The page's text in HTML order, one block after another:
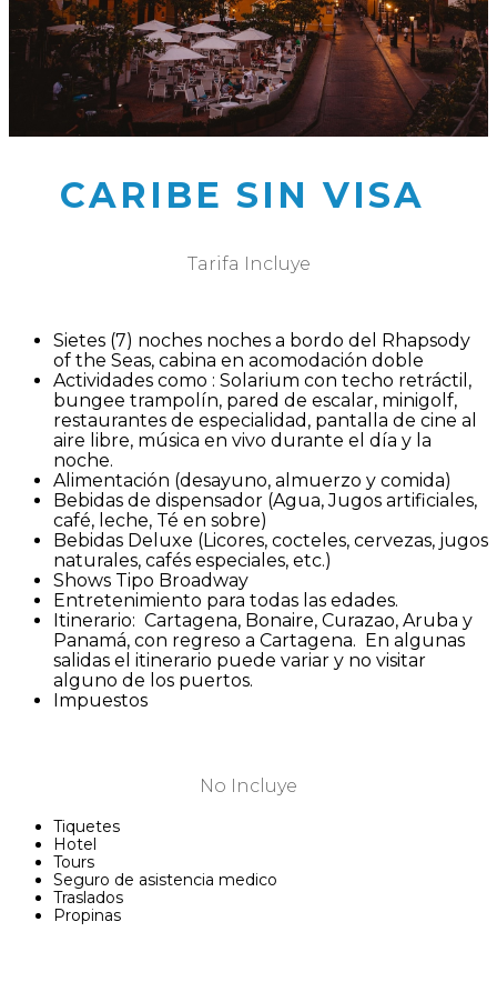
CARIBE SIN VISA
Tarifa Incluye
Sietes (7) noches noches a bordo del Rhapsody
of the Seas, cabina en acomodación doble
Actividades como : Solarium con techo retráctil,
bungee trampolín, pared de escalar, minigolf,
restaurantes de especialidad, pantalla de cine al
aire libre, música en vivo durante el día y la
noche.
Alimentación (desayuno, almuerzo y comida)
Bebidas de dispensador (Agua, Jugos artificiales,
café, leche, Té en sobre)
Bebidas Deluxe (Licores, cocteles, cervezas, jugos
naturales, cafés especiales, etc.)
Shows Tipo Broadway
Entretenimiento para todas las edades.
Itinerario: Cartagena, Bonaire, Curazao, Aruba y
Panamá, con regreso a Cartagena. En algunas
salidas el itinerario puede variar y no visitar
alguno de los puertos.
Impuestos
No Incluye
Tiquetes
Hotel
Tours
Seguro de asistencia medico
Traslados
Propinas